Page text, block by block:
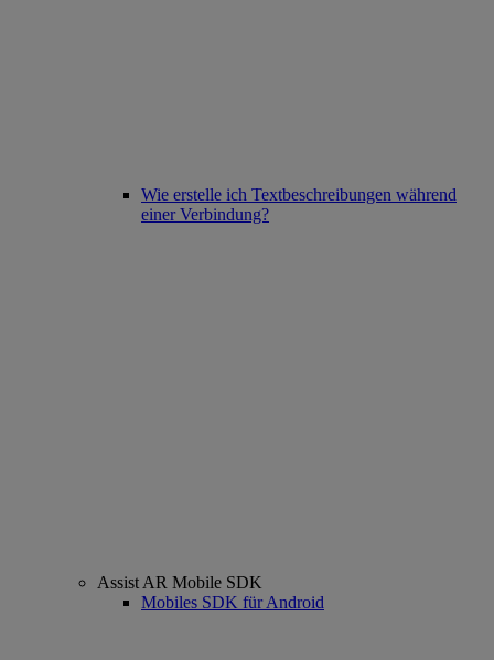
Wie erstelle ich Textbeschreibungen während
einer Verbindung?
Assist AR Mobile SDK
Mobiles SDK für Android